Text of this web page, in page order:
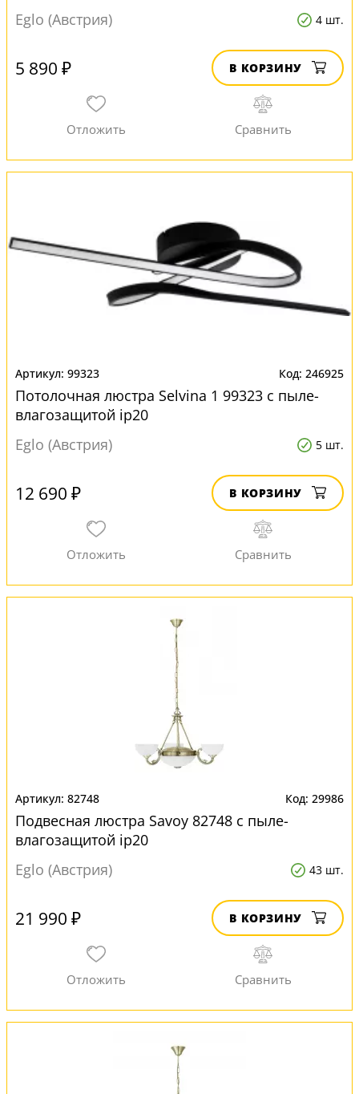
Eglo (Австрия)
4 шт.
5 890 ₽ В КОРЗИНУ
99323 246925
Потолочная люстра Selvina 1 99323 с пыле-
влагозащитой ip20
Eglo (Австрия)
5 шт.
12 690 ₽ В КОРЗИНУ
82748 29986
Подвесная люстра Savoy 82748 с пыле-
влагозащитой ip20
Eglo (Австрия)
43 шт.
21 990 ₽ В КОРЗИНУ